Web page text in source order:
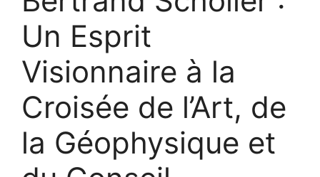
Un Esprit
Visionnaire à la
Croisée de l’Art, de
la Géophysique et